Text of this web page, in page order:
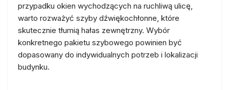
przypadku okien wychodzących na ruchliwą ulicę,
warto rozważyć szyby dźwiękochłonne, które
skutecznie tłumią hałas zewnętrzny. Wybór
konkretnego pakietu szybowego powinien być
dopasowany do indywidualnych potrzeb i lokalizacji
budynku.